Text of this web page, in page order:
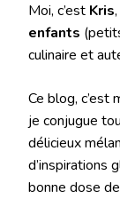
Moi, c’est Kris
enfants
culinaire et
Ce blog, c’est
je conjugue
délicieux
d’inspirations
bonne dose